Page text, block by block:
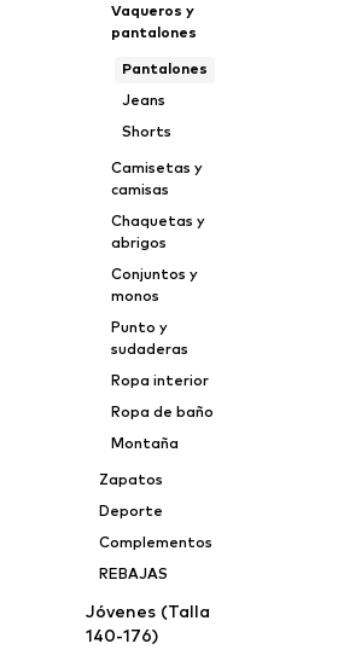
Vaqueros y
pantalones
Pantalones
Jeans
Shorts
Camisetas y
camisas
Chaquetas y
abrigos
Conjuntos y
monos
Punto y
sudaderas
Ropa interior
Ropa de baño
Montaña
Zapatos
Deporte
Complementos
REBAJAS
Jóvenes (Talla
140-176)